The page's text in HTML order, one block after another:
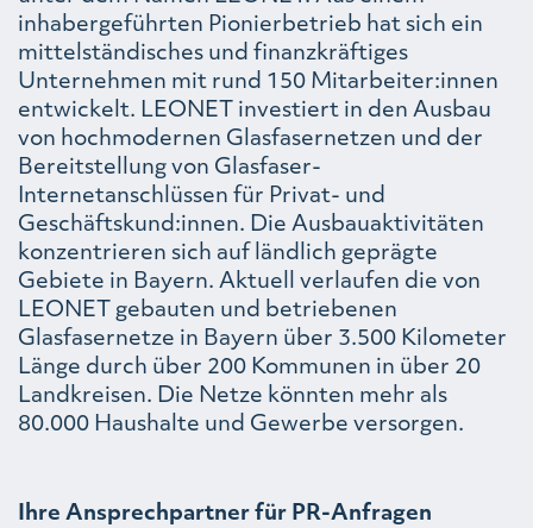
inhabergeführten Pionierbetrieb hat sich ein
mittelständisches und finanzkräftiges
Unternehmen mit rund 150 Mitarbeiter:innen
entwickelt. LEONET investiert in den Ausbau
von hochmodernen Glasfasernetzen und der
Bereitstellung von Glasfaser-
Internetanschlüssen für Privat- und
Geschäftskund:innen. Die Ausbauaktivitäten
konzentrieren sich auf ländlich geprägte
Gebiete in Bayern. Aktuell verlaufen die von
LEONET gebauten und betriebenen
Glasfasernetze in Bayern über 3.500 Kilometer
Länge durch über 200 Kommunen in über 20
Landkreisen. Die Netze könnten mehr als
80.000 Haushalte und Gewerbe versorgen.
Ihre Ansprechpartner für PR-Anfragen